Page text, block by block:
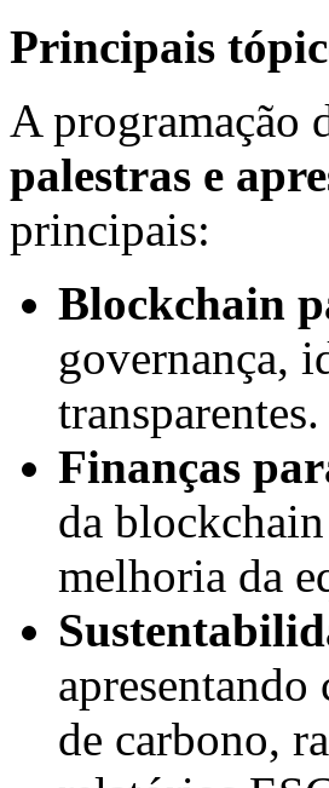
Principais
A
palestras e
principais:
Blockchain
governança,
transparentes.
Finanças
da
melhoria da
de carbono,